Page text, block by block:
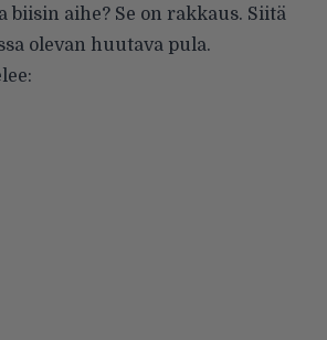
biisin aihe? Se on rakkaus. Siitä
olevan huutava pula.